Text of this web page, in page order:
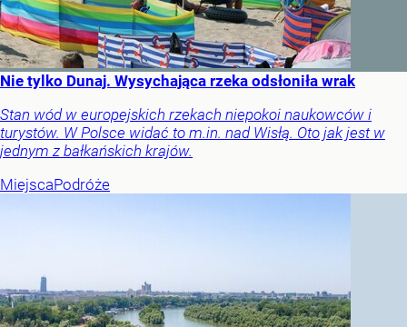
Nie tylko Dunaj. Wysychająca rzeka odsłoniła wrak
Stan wód w europejskich rzekach niepokoi naukowców i
turystów. W Polsce widać to m.in. nad Wisłą. Oto jak jest w
jednym z bałkańskich krajów.
MiejscaPodróże